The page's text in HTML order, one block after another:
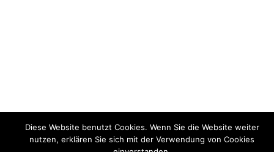
Diese Website benutzt Cookies. Wenn Sie die Website weiter
nutzen, erklären Sie sich mit der Verwendung von Cookies